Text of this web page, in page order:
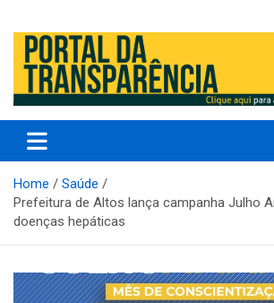
Prefeitura Municipal
PI
Home
Saúde
Prefeitura de Altos lança campanha Julho
doenças hepáticas